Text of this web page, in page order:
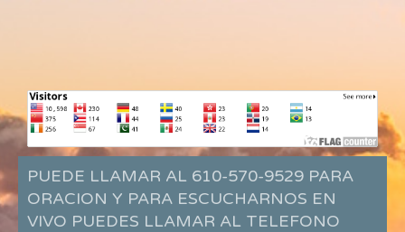
PUEDE LLAMAR AL 610-570-9529 PARA
ORACION Y PARA ESCUCHARNOS EN
VIVO PUEDES LLAMAR AL TELEFONO